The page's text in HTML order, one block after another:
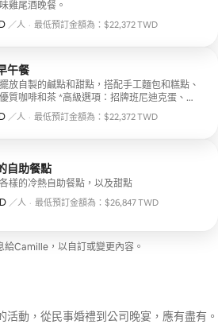
雞尾酒晚餐。
／人 · 最低預訂金額為：$22,372 TWD
午餐
放自製的鹹點和甜點，搭配手工麵包和糕點、
級選項：招牌班尼迪克蛋、花
／人 · 最低預訂金額為：$22,372 TWD
自助餐點
樣的冷熱自助餐點，以及甜點
／人 · 最低預訂金額為：$26,847 TWD
給Camille，以自訂或變更內容。
活動，從民事婚禮到公司晚宴，應有盡有。